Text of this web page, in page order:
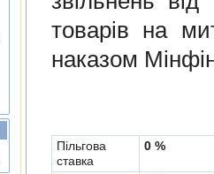
товарiв на
наказом
Пільгова
ставка
0 %